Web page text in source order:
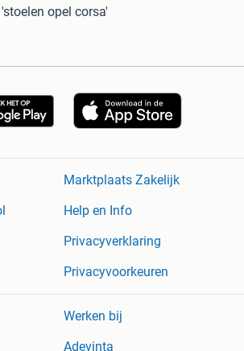
opel corsa'
Marktplaats Zakelijk
Help en Info
Privacyverklaring
Privacyvoorkeuren
Werken bij
Adevinta